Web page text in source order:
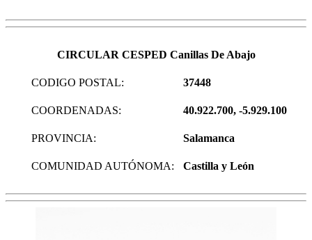
CIRCULAR CESPED Canillas De Abajo
CODIGO POSTAL: 37448
COORDENADAS: 40.922.700, -5.929.100
PROVINCIA: Salamanca
COMUNIDAD AUTÓNOMA: Castilla y León